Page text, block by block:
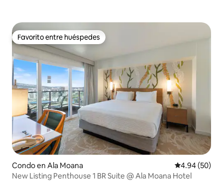
Favorito entre huéspedes
Favorito entre huéspedes
Condo en Ala Moana Calificación
4.94 (50)
New Listing Penthouse 1 BR Suite @ Ala Moana Hotel